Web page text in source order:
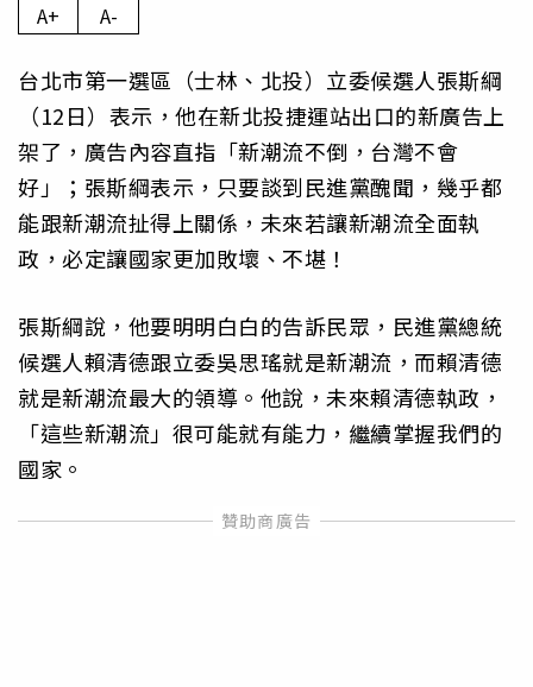
A+ A-
台北市第一選區（士林、北投）立委候選人張斯綱
（12日）表示，他在新北投捷運站出口的新廣告上
架了，廣告內容直指「新潮流不倒，台灣不會
好」；張斯綱表示，只要談到民進黨醜聞，幾乎都
能跟新潮流扯得上關係，未來若讓新潮流全面執
政，必定讓國家更加敗壞、不堪！
張斯綱說，他要明明白白的告訴民眾，民進黨總統
候選人賴清德跟立委吳思瑤就是新潮流，而賴清德
就是新潮流最大的領導。他說，未來賴清德執政，
「這些新潮流」很可能就有能力，繼續掌握我們的
國家。